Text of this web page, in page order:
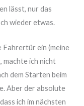
lässt, nur das
wieder etwas.
Fahrertür ein (meine
machte ich nicht
dem Starten beim
Aber der absolute
ich im nächsten